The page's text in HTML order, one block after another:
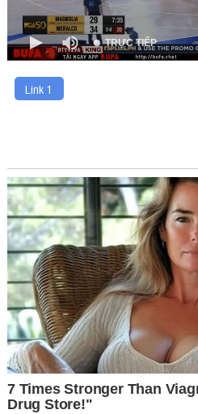
TRỰC TIẾP
Link 1